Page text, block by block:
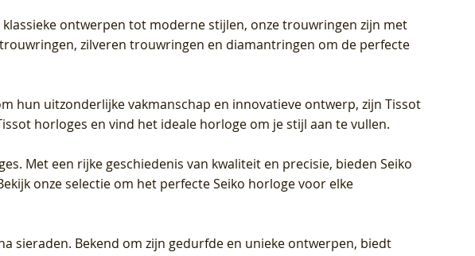
ontwerpen tot moderne stijlen, onze trouwringen zijn met
zilveren trouwringen en diamantringen om de perfecte
hun uitzonderlijke vakmanschap en innovatieve ontwerp, zijn Tissot
horloges en vind het ideale horloge om je stijl aan te vullen.
Met een rijke geschiedenis van kwaliteit en precisie, bieden Seiko
onze selectie om het perfecte Seiko horloge voor elke
sieraden. Bekend om zijn gedurfde en unieke ontwerpen, biedt